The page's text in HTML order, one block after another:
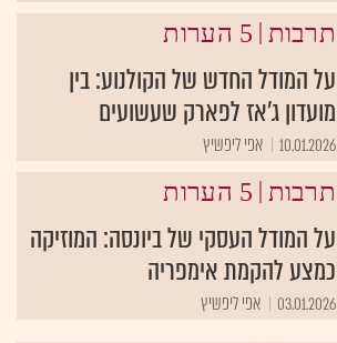
תרבות | 5 הערות
על המודל החדש של הקולנוע: בין
מועדון ג'אז לפארק שעשועים
10.01.2026 אפי ליפשיץ
תרבות | 5 הערות
על המודל העסקי של ביונסה: המוזיקה
כמצע להקמת אימפריה
03.01.2026 אפי ליפשיץ